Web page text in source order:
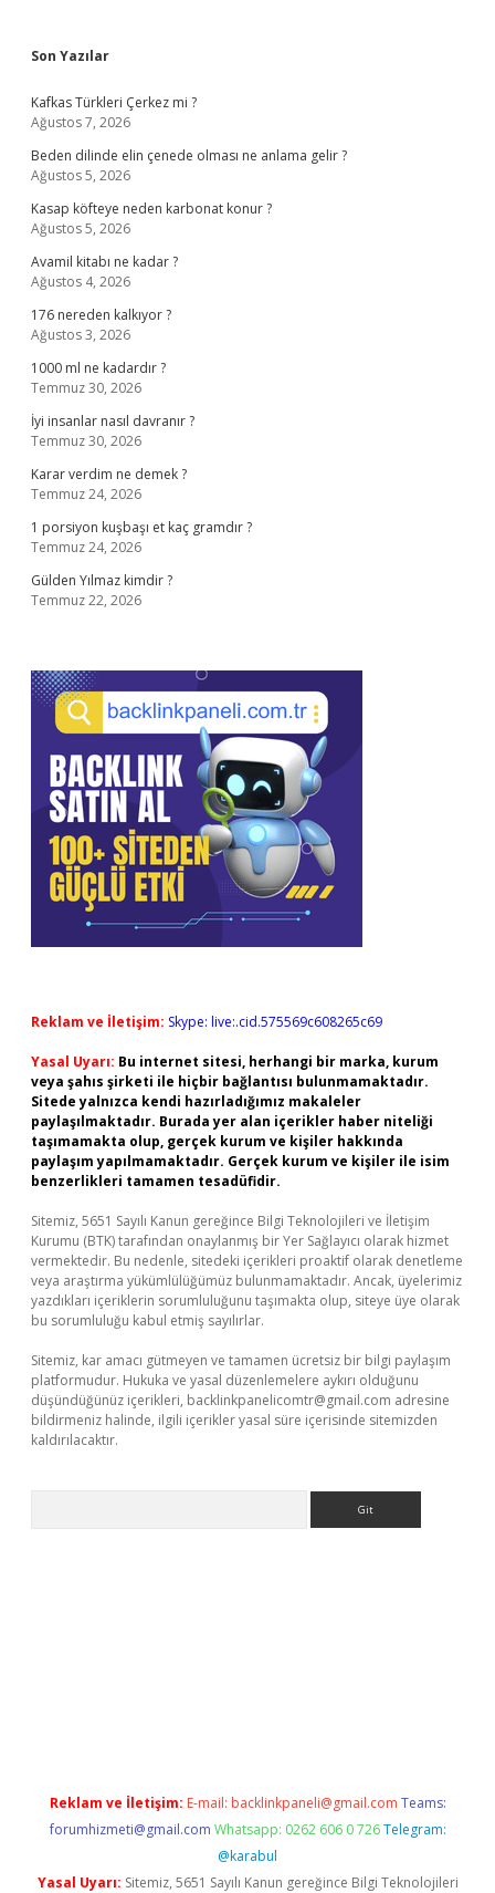
Sidebar
Son Yazılar
Kafkas Türkleri Çerkez mi ?
Ağustos 7, 2026
Beden dilinde elin çenede olması ne anlama gelir ?
Ağustos 5, 2026
Kasap köfteye neden karbonat konur ?
Ağustos 5, 2026
Avamil kitabı ne kadar ?
Ağustos 4, 2026
176 nereden kalkıyor ?
Ağustos 3, 2026
1000 ml ne kadardır ?
Temmuz 30, 2026
İyi insanlar nasıl davranır ?
Temmuz 30, 2026
Karar verdim ne demek ?
Temmuz 24, 2026
1 porsiyon kuşbaşı et kaç gramdır ?
Temmuz 24, 2026
Gülden Yılmaz kimdir ?
Temmuz 22, 2026
Reklam ve İletişim: Skype: live:.cid.575569c608265c69
Yasal Uyarı: Bu internet sitesi, herhangi bir marka, kurum
veya şahıs şirketi ile hiçbir bağlantısı bulunmamaktadır.
Sitede yalnızca kendi hazırladığımız makaleler
paylaşılmaktadır. Burada yer alan içerikler haber niteliği
taşımamakta olup, gerçek kurum ve kişiler hakkında
paylaşım yapılmamaktadır. Gerçek kurum ve kişiler ile isim
benzerlikleri tamamen tesadüfidir.
Sitemiz, 5651 Sayılı Kanun gereğince Bilgi Teknolojileri ve İletişim
Kurumu (BTK) tarafından onaylanmış bir Yer Sağlayıcı olarak hizmet
vermektedir. Bu nedenle, sitedeki içerikleri proaktif olarak denetleme
veya araştırma yükümlülüğümüz bulunmamaktadır. Ancak, üyelerimiz
yazdıkları içeriklerin sorumluluğunu taşımakta olup, siteye üye olarak
bu sorumluluğu kabul etmiş sayılırlar.
Sitemiz, kar amacı gütmeyen ve tamamen ücretsiz bir bilgi paylaşım
platformudur. Hukuka ve yasal düzenlemelere aykırı olduğunu
düşündüğünüz içerikleri, backlinkpanelicomtr@gmail.com adresine
bildirmeniz halinde, ilgili içerikler yasal süre içerisinde sitemizden
kaldırılacaktır.
Reklam ve İletişim: E-mail: backlinkpaneli@gmail.com Teams:
forumhizmeti@gmail.com Whatsapp: 0262 606 0 726 Telegram:
@karabul
Yasal Uyarı: Sitemiz, 5651 Sayılı Kanun gereğince Bilgi Teknolojileri